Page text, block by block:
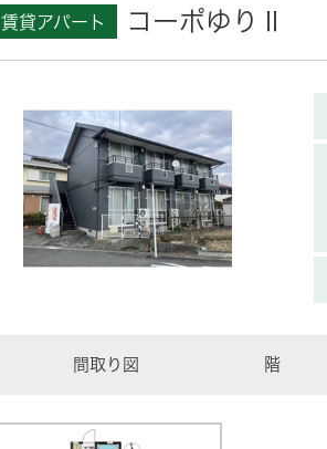
賃貸アパート コーポゆりⅡ
間取り図 階